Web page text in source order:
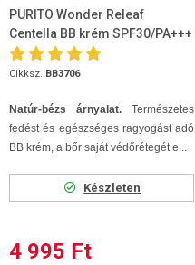
PURITO Wonder Releaf
Centella BB krém SPF30/PA+++
#23 30ml
Cikksz. BB3706
Natúr-bézs árnyalat. Természetes
fedést és egészséges ragyogást adó
BB krém, a bőr saját védőrétegét e...
Készleten
4 995 Ft